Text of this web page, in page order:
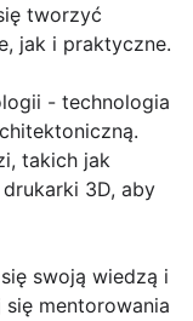
tworzyć
jak i praktyczne.
- technologia
takich jak
3D, aby
swoją wiedzą i
mentorowania